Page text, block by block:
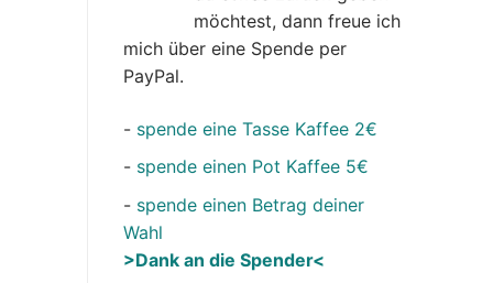
möchtest, dann freue ich
mich über eine Spende per
PayPal.
- spende eine Tasse Kaffee 2€
- spende einen Pot Kaffee 5€
- spende einen Betrag deiner
Wahl
>Dank an die Spender<